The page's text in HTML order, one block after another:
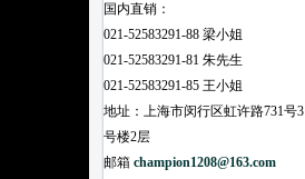
国内直销：
021-52583291-88 梁小姐
021-52583291-81 朱先生
021-52583291-85 王小姐
地址：上海市闵行区虹许路731号3
号楼2层
邮箱 champion1208@163.com